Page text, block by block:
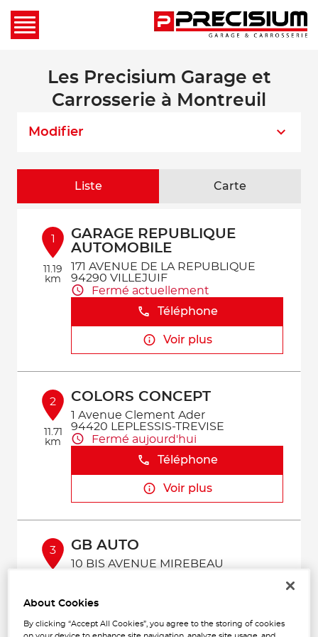
Les Precisium Garage et
Carrosserie à Montreuil
Modifier
Liste Carte
1
11.19
km
GARAGE REPUBLIQUE
AUTOMOBILE
171 AVENUE DE LA REPUBLIQUE
94290 VILLEJUIF
Fermé actuellement
Téléphone
Voir plus
2
11.71
km
COLORS CONCEPT
1 Avenue Clement Ader
94420 LEPLESSIS-TREVISE
Fermé aujourd'hui
Téléphone
Voir plus
3 GB AUTO
10 BIS AVENUE MIREBEAU
About Cookies
By clicking “Accept All Cookies”, you agree to the storing of cookies